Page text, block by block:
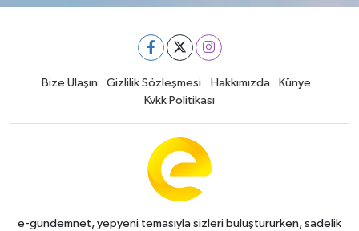
Bize Ulaşın Gizlilik Sözleşmesi Hakkımızda
Künye
Kvkk Politikası
e-gundemnet, yepyeni temasıyla sizleri buluştururken, sadelik